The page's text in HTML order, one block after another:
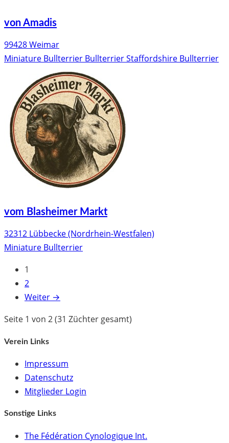
von Amadis
99428 Weimar
Miniature Bullterrier BullterrierStaffordshire Bullterrier
vom Blasheimer Markt
32312 Lübbecke (Nordrhein-Westfalen)
Miniature Bullterrier
1
2
Weiter →
Seite 1 von 2 (31 Züchter gesamt)
Verein Links
Impressum
Datenschutz
Mitglieder Login
Sonstige Links
The Fédération Cynologique Int.